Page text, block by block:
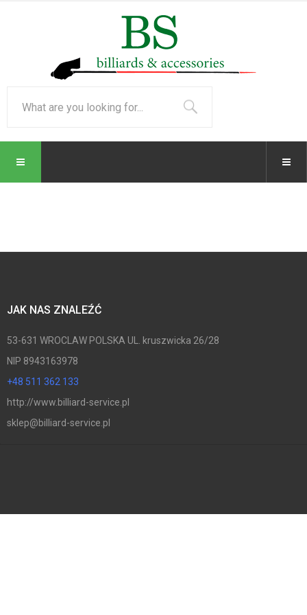
JAK NAS ZNALEŹĆ
53-631 WROCLAW POLSKA UL. kruszwicka 26/28
NIP 8943163978
+48 511 362 133
http://www.billiard-service.pl
sklep@billiard-service.pl